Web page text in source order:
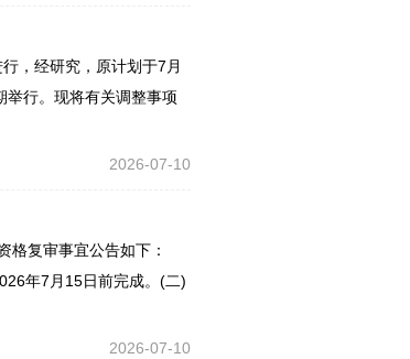
，经研究，原计划于7月
行。现将有关调整事项
2026-07-10
格复审事宜公告如下：
年7月15日前完成。(二)
2026-07-10